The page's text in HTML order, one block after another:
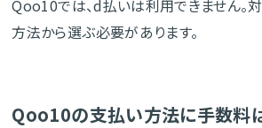
Qoo10では、d払いは利用できません。
方法から選ぶ必要があります。
Qoo10の支払い方法に手数料